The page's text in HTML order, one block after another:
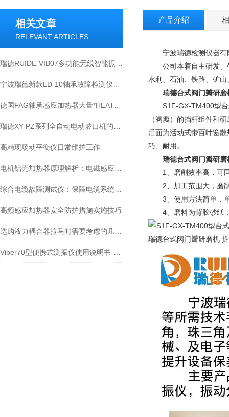
相关文章
RELEVANT ARTICLES
高精现场动平衡仪日常维护工作
高频感应加热器安全防护措施实施技巧
产品介绍
宁波瑞德检测仪器有
公司本着自主研发、生
水利、石油、铁路、矿
瑞德台式阀门瓣研磨
S1F-GX-TM400型台
（阀瓣）的挡杆组件和
后面为活动式带百叶窗
巧、耐用。
瑞德台式阀门瓣研磨
1、磨削效率高，可同
2、加工范围大，磨
3、使用方法简单，单
4、磨料为背胶砂纸，
瑞德台式阀门瓣研磨机